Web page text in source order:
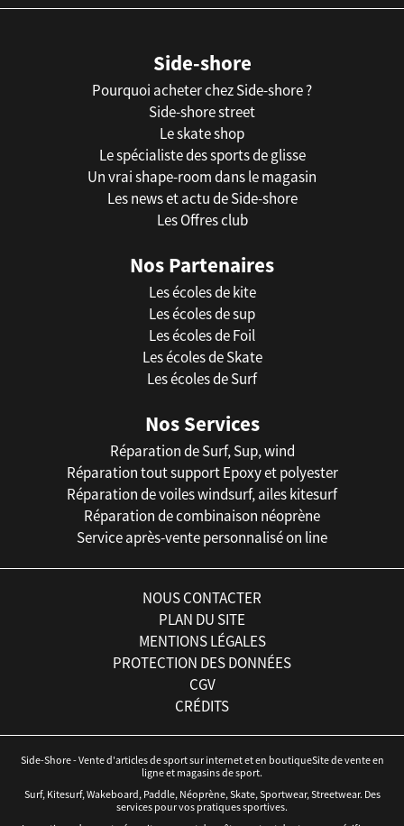
Side-shore
Pourquoi acheter chez Side-shore ?
Side-shore street
Le skate shop
Le spécialiste des sports de glisse
Un vrai shape-room dans le magasin
Les news et actu de Side-shore
Les Offres club
Nos Partenaires
Les écoles de kite
Les écoles de sup
Les écoles de Foil
Les écoles de Skate
Les écoles de Surf
Nos Services
Réparation de Surf, Sup, wind
Réparation tout support Epoxy et polyester
Réparation de voiles windsurf, ailes kitesurf
Réparation de combinaison néoprène
Service après-vente personnalisé on line
NOUS CONTACTER
PLAN DU SITE
MENTIONS LÉGALES
PROTECTION DES DONNÉES
CGV
CRÉDITS
Side-Shore - Vente d'articles de sport sur internet et en boutiqueSite de vente en
ligne et magasins de sport.
Surf, Kitesurf, Wakeboard, Paddle, Néoprène, Skate, Sportwear, Streetwear. Des
services pour vos pratiques sportives.